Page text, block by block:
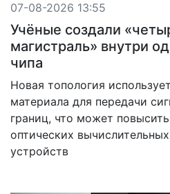
07-08-2026 13:55
Учёные создали
магистраль» внутри
чипа
Новая топология
материала для передачи
границ, что может
оптических
устройств